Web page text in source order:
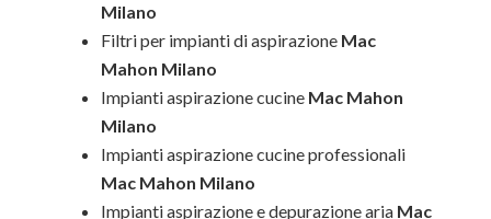
Milano
Filtri per impianti di aspirazione Mac
Mahon Milano
Impianti aspirazione cucine Mac Mahon
Milano
Impianti aspirazione cucine professionali
Mac Mahon Milano
Impianti aspirazione e depurazione aria Mac